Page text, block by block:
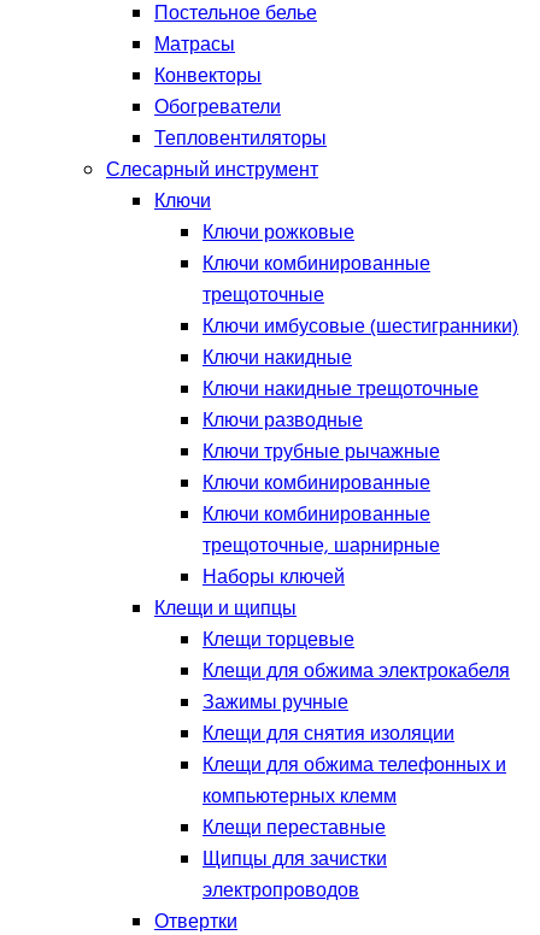
Постельное белье
Матрасы
Конвекторы
Обогреватели
Тепловентиляторы
Слесарный инструмент
Ключи
Ключи рожковые
Ключи комбинированные
трещоточные
Ключи имбусовые (шестигранники)
Ключи накидные
Ключи накидные трещоточные
Ключи разводные
Ключи трубные рычажные
Ключи комбинированные
Ключи комбинированные
трещоточные, шарнирные
Наборы ключей
Клещи и щипцы
Клещи торцевые
Клещи для обжима электрокабеля
Зажимы ручные
Клещи для снятия изоляции
Клещи для обжима телефонных и
компьютерных клемм
Клещи переставные
Щипцы для зачистки
электропроводов
Отвертки